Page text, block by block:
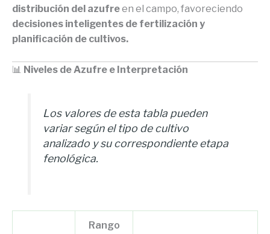
distribución del azufreen el campo, favoreciendo
decisiones inteligentes de fertilización y
planificación de cultivos.
📊 Niveles de Azufre e Interpretación
Los valores de esta tabla pueden
variar según el tipo de cultivo
analizado y su correspondiente etapa
fenológica.
Rango